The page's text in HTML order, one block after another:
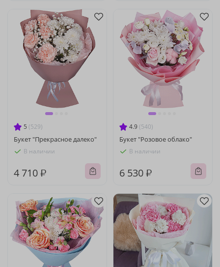
5 (529)
Букет "Прекрасное далеко"
В наличии
4 710 ₽
4.9 (540)
Букет "Розовое облако"
В наличии
6 530 ₽